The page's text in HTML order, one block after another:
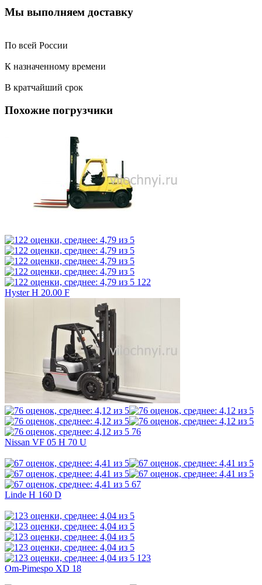
Мы выполняем доставку
По всей России
К назначенному времени
В кратчайший срок
Похожие погрузчики
122
Hyster H 20.00 F
76
Nissan VF 05 H 70 U
67
Linde H 160 D
123
Om-Pimespo XD 18